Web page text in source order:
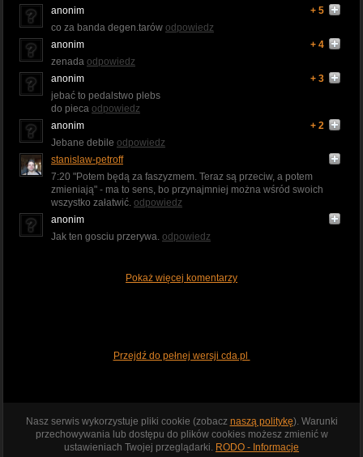
anonim
+ 5
co za banda degen.tarów odpowiedz
anonim
+ 4
zenada odpowiedz
anonim
+ 3
jebać to pedalstwo plebs
do pieca odpowiedz
anonim
+ 2
Jebane debile odpowiedz
stanislaw-petroff
7:20 "Potem będą za faszyzmem. Teraz są przeciw, a potem
zmieniają" - ma to sens, bo przynajmniej można wśród swoich
wszystko załatwić. odpowiedz
anonim
Jak ten gosciu przerywa. odpowiedz
Pokaż więcej komentarzy
Przejdź do pełnej wersji cda.pl
Nasz serwis wykorzystuje pliki cookie (zobacz naszą politykę). Warunki
przechowywania lub dostępu do plików cookies możesz zmienić w
ustawieniach Twojej przeglądarki. RODO - Informacje